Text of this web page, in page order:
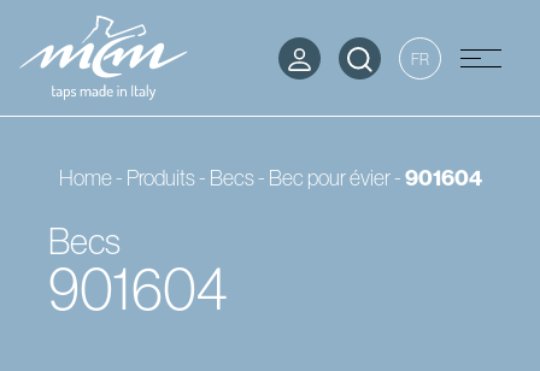
FR
Becs
901604
Home- Produits- Becs- Bec pour évier- 901604